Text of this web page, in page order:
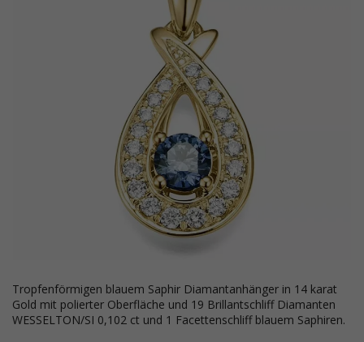
tropfenförmigen blauem Saphir Diamantanhänger in 14 karat
Gold mit polierter Oberfläche und 19 Brillantschliff Diamanten
WESSELTON/SI 0,102 ct und 1 Facettenschliff blauem Saphiren.